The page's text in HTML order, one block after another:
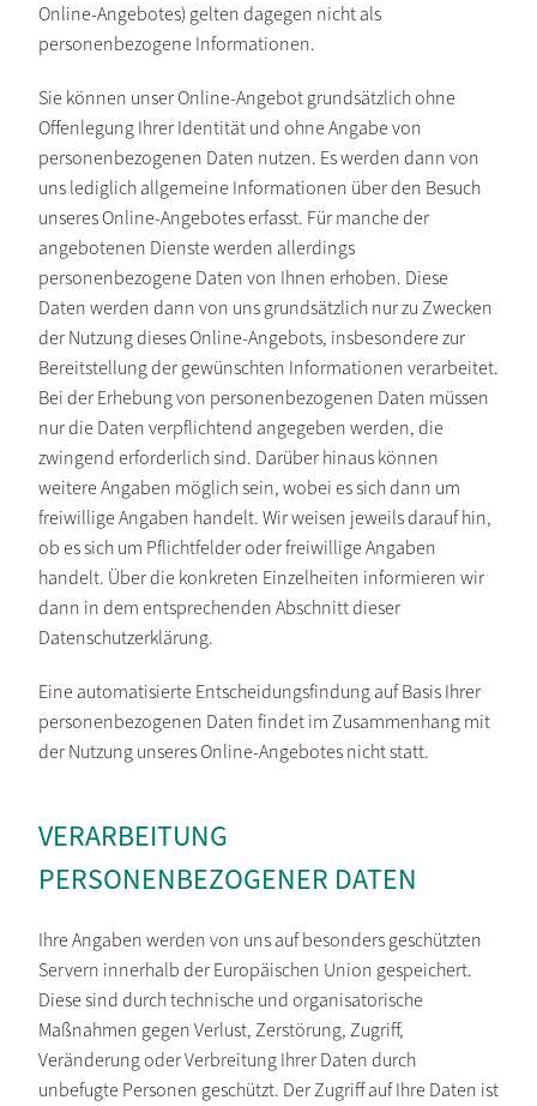
Online-Angebotes) gelten dagegen nicht als
personenbezogene Informationen.
Sie können unser Online-Angebot grundsätzlich ohne
Offenlegung Ihrer Identität und ohne Angabe von
personenbezogenen Daten nutzen. Es werden dann von
uns lediglich allgemeine Informationen über den Besuch
unseres Online-Angebotes erfasst. Für manche der
angebotenen Dienste werden allerdings
personenbezogene Daten von Ihnen erhoben. Diese
Daten werden dann von uns grundsätzlich nur zu Zwecken
der Nutzung dieses Online-Angebots, insbesondere zur
Bereitstellung der gewünschten Informationen verarbeitet.
Bei der Erhebung von personenbezogenen Daten müssen
nur die Daten verpflichtend angegeben werden, die
zwingend erforderlich sind. Darüber hinaus können
weitere Angaben möglich sein, wobei es sich dann um
freiwillige Angaben handelt. Wir weisen jeweils darauf hin,
ob es sich um Pflichtfelder oder freiwillige Angaben
handelt. Über die konkreten Einzelheiten informieren wir
dann in dem entsprechenden Abschnitt dieser
Datenschutzerklärung.
Eine automatisierte Entscheidungsfindung auf Basis Ihrer
personenbezogenen Daten findet im Zusammenhang mit
der Nutzung unseres Online-Angebotes nicht statt.
VERARBEITUNG
PERSONENBEZOGENER DATEN
Ihre Angaben werden von uns auf besonders geschützten
Servern innerhalb der Europäischen Union gespeichert.
Diese sind durch technische und organisatorische
Maßnahmen gegen Verlust, Zerstörung, Zugriff,
Veränderung oder Verbreitung Ihrer Daten durch
unbefugte Personen geschützt. Der Zugriff auf Ihre Daten ist